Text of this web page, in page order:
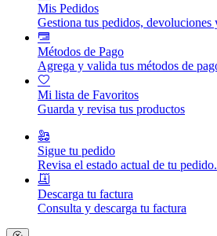
Mis Pedidos
Gestiona tus pedidos, devoluciones
Métodos de Pago
Agrega y valida tus métodos de
Mi lista de Favoritos
Guarda y revisa tus productos
Sigue tu pedido
Revisa el estado actual de tu pedido.
Descarga tu factura
Consulta y descarga tu factura